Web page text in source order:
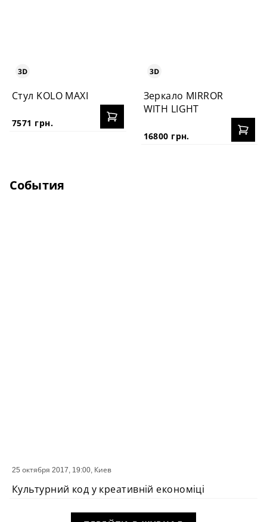
Стул KOLO MAXI
7571 грн.
Зеркало MIRROR
WITH LIGHT
16800 грн.
События
СОБЫТИЕ
25 октября 2017, 19:00, Киев
Культурний код у креативній економіці